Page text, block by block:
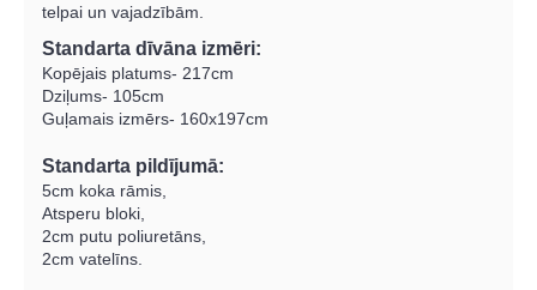
telpai un vajadzībām.
Standarta dīvāna izmēri:
Kopējais platums- 217cm
Dziļums- 105cm
Guļamais izmērs- 160x197cm
Standarta pildījumā:
5cm koka rāmis,
Atsperu bloki,
2cm putu poliuretāns,
2cm vatelīns.